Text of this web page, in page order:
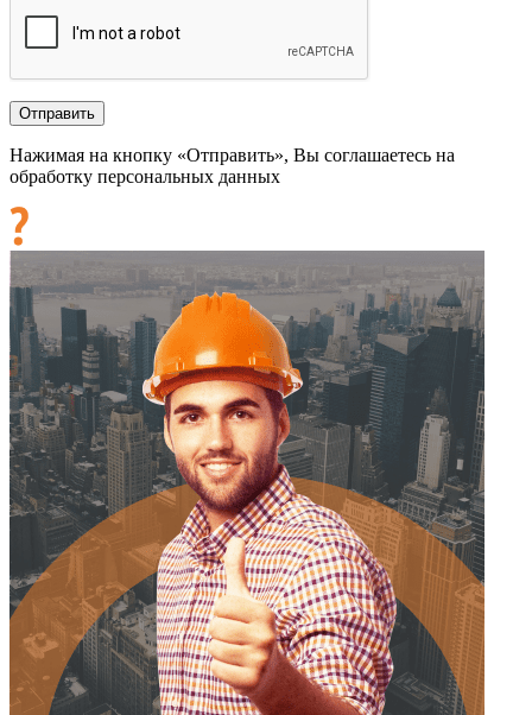
Нажимая на кнопку «Отправить», Вы соглашаетесь на
обработку персональных данных